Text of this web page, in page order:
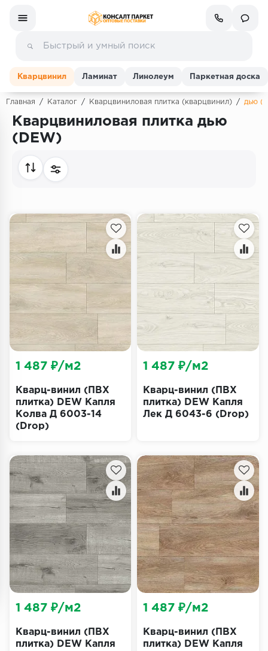
Ламинат
Линолеум
Инженерная доска
Паркетная доска
Террасная доска
Пробковое покрытие
Ковровая плитка
Подложка
Строительные материалы
Кварцвинил Ламинат Линолеум Паркетная доска
Главная / Каталог / Кварцвиниловая плитка (кварцвинил) / дью
Кварцвиниловая плитка дью
(DEW)
Кварц-винил (ПВХ
плитка) DEW Капля
Колва Д 6003-14
(Drop)
1 487 ₽/м2
Кварц-винил (ПВХ
плитка) DEW Капля
Лек Д 6043-6 (Drop)
1 487 ₽/м2
Кварц-винил (ПВХ
плитка) DEW Капля
1 487 ₽/м2
Кварц-винил (ПВХ
плитка) DEW Капля
1 487 ₽/м2